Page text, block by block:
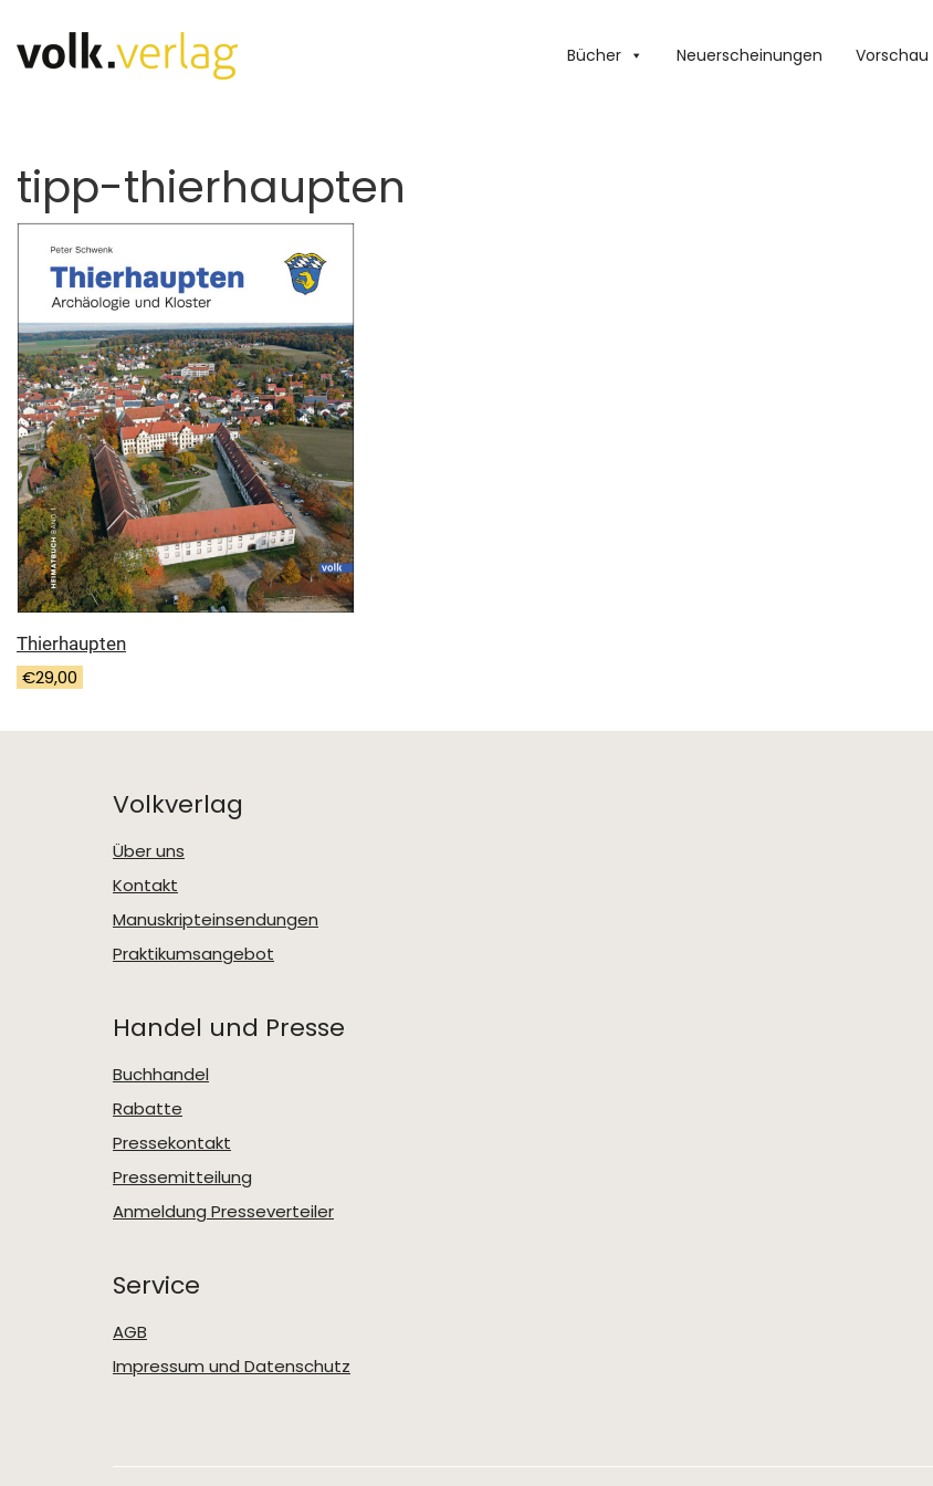
Bücher Neuerscheinungen Vorschau
tipp-thierhaupten
Thierhaupten
€29,00
Volkverlag
Über uns
Kontakt
Manuskripteinsendungen
Praktikumsangebot
Handel und Presse
Buchhandel
Rabatte
Pressekontakt
Pressemitteilung
Anmeldung Presseverteiler
Service
AGB
Impressum und Datenschutz